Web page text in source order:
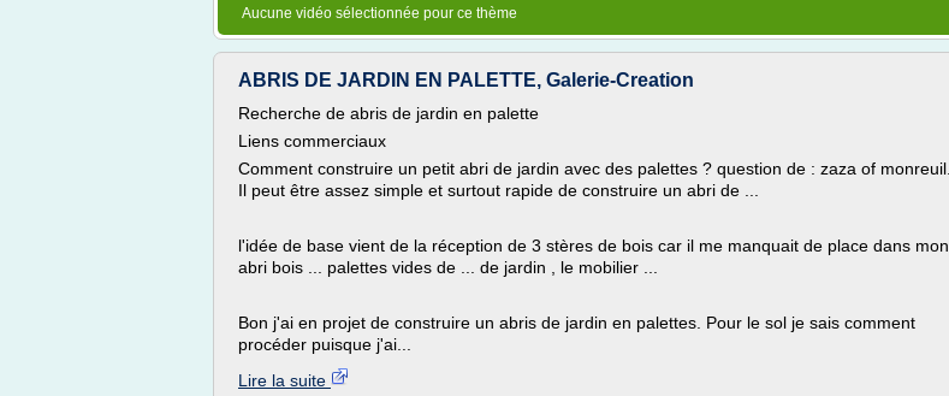
Aucune vidéo sélectionnée pour ce thème
ABRIS DE JARDIN EN PALETTE, Galerie-Creation
Recherche de abris de jardin en palette
Liens commerciaux
Comment construire un petit abri de jardin avec des palettes ? question de : zaza of monreuil.
Il peut être assez simple et surtout rapide de construire un abri de ...
l'idée de base vient de la réception de 3 stères de bois car il me manquait de place dans mon
abri bois ... palettes vides de ... de jardin , le mobilier ...
Bon j'ai en projet de construire un abris de jardin en palettes. Pour le sol je sais comment
procéder puisque j'ai...
Lire la suite